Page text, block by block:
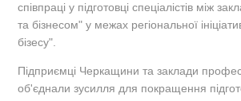
співпраці у підготовці спеціалістів між
та бізнесом" у межах регіональної
бізесу".
Підприємці Черкащини та заклади
об'єднали зусилля для покращення